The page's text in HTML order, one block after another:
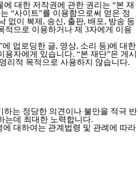
에 대한 저작권에 관한 권리는 “본 재
“사이트”를 이용함으로써 얻은 정
없이 복제, 송신, 출판, 배포, 방송 등
적으로 이용하거나 제 3자에게 이용
업로딩한 글, 영상, 소리 등)에 대한
자에게 있습니다. “본 재단”은 게시
리적 목적으로 사용하지 않습니다.
하는 정당한 의견이나 불만을 적극 반
는데 최대한 노력합니다.
대하여는 관계법령 및 관례에 따라